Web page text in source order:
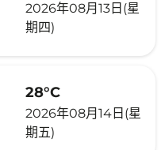
2026年08月13日(星
期四)
28°C
2026年08月14日(星
期五)